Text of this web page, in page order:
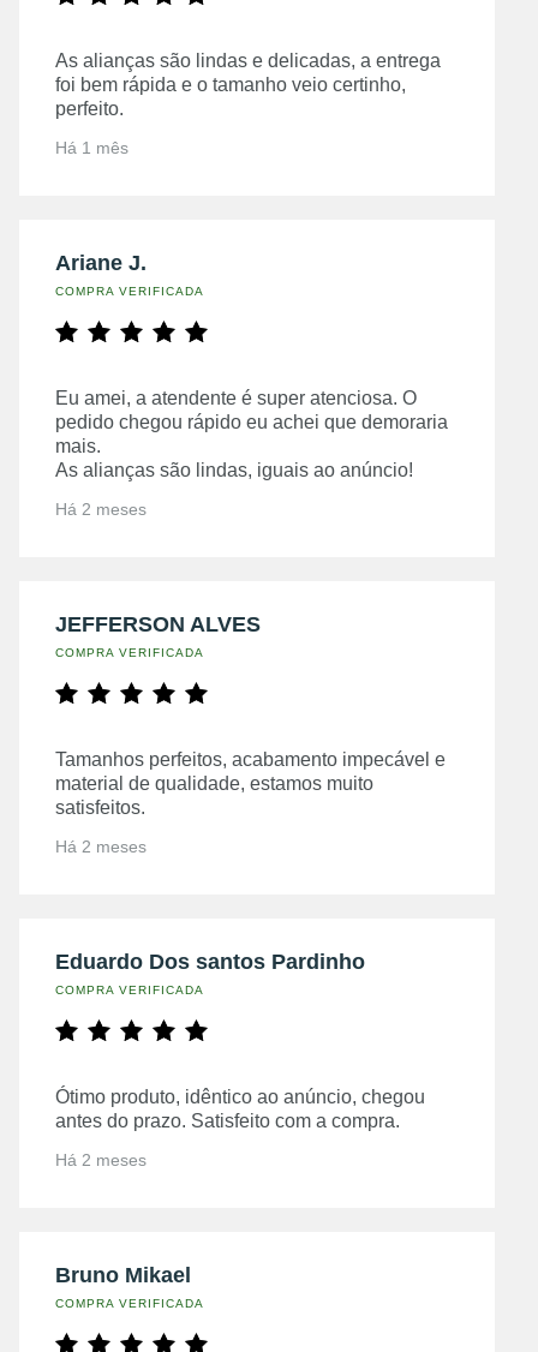
As alianças são lindas e delicadas, a entrega
foi bem rápida e o tamanho veio certinho,
perfeito.
Há 1 mês
Ariane J.
COMPRA VERIFICADA
Eu amei, a atendente é super atenciosa. O
pedido chegou rápido eu achei que demoraria
mais.
As alianças são lindas, iguais ao anúncio!
Há 2 meses
JEFFERSON ALVES
COMPRA VERIFICADA
Tamanhos perfeitos, acabamento impecável e
material de qualidade, estamos muito
satisfeitos.
Há 2 meses
Eduardo Dos santos Pardinho
COMPRA VERIFICADA
Ótimo produto, idêntico ao anúncio, chegou
antes do prazo. Satisfeito com a compra.
Há 2 meses
Bruno Mikael
COMPRA VERIFICADA